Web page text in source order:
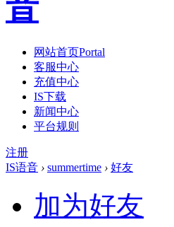
网站首页Portal
客服中心
充值中心
IS下载
新闻中心
平台规则
注册
IS语音 › summertime › 好友
加为好友